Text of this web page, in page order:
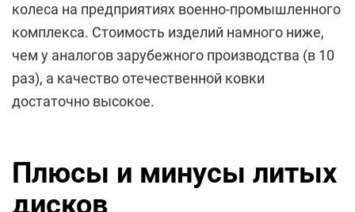
колеса на предприятиях военно-промышленного
комплекса. Стоимость изделий намного ниже,
чем у аналогов зарубежного производства (в 10
раз), а качество отечественной ковки
достаточно высокое.
Плюсы и минусы литых
дисков